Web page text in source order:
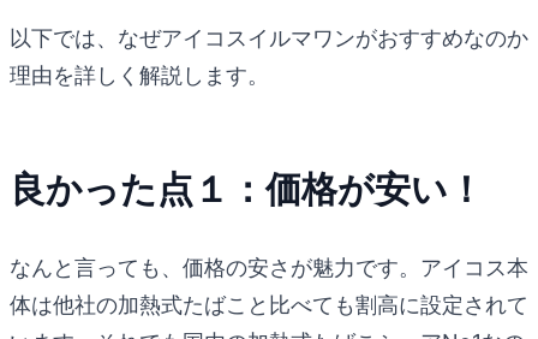
以下では、なぜアイコスイルマワンがおすすめなのか
理由を詳しく解説します。
良かった点１：価格が安い！
なんと言っても、価格の安さが魅力です。アイコス本
体は他社の加熱式たばこと比べても割高に設定されて